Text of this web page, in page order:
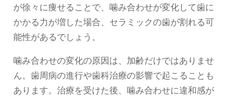
が徐々に痩せることで、噛み合わせが変化して歯に
かかる力が増した場合、セラミックの歯が割れる可
能性があるでしょう。
噛み合わせの変化の原因は、加齢だけではありませ
ん。歯周病の進行や歯科治療の影響で起こることも
あります。治療を受けた後、噛み合わせに違和感が